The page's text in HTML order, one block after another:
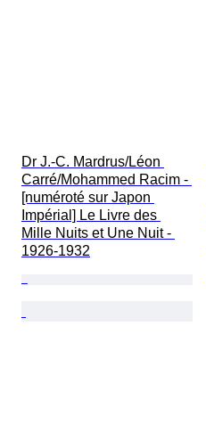
Dr J.-C. Mardrus/Léon
Carré/Mohammed Racim -
[numéroté sur Japon
Impérial] Le Livre des
Mille Nuits et Une Nuit -
1926-1932